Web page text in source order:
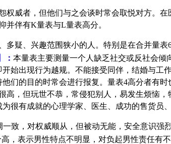
权威者，但他们与之会谈时常会取悦对方。
并伴有K量表与L量表高分。
多疑、兴趣范围狭小的人。特别是在合并量
： 本量表主要测量一个人缺乏社交或反社会倾
始出现行为越规。不能接受同伴，结婚与
们的目的时常会进行报复。量表4高分者有
高，但玩世不恭，常侵犯别人，易发生烦恼
很有成就的心理学家、医生、成功的售货员
致，对权威顺从，但被动无能，安全意识强
，表示男性特点不明显，对负起男性责任有